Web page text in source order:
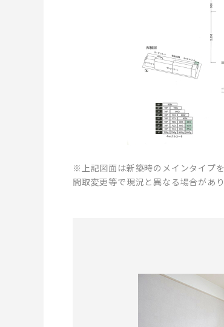
※上記図面は新築時のメインタイプ
間取変更等で現況と異なる場合があり